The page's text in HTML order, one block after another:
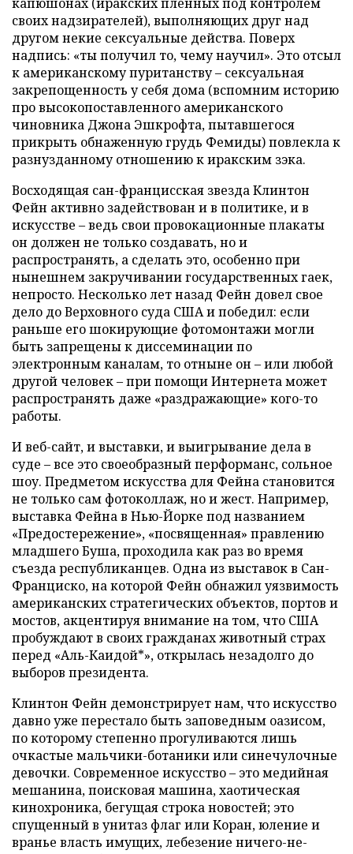
своих надзирателей), выполняющих друг над
другом некие сексуальные действа. Поверх
надпись: «ты получил то, чему научил». Это отсыл
к американскому пуританству – сексуальная
закрепощенность у себя дома (вспомним историю
про высокопоставленного американского
чиновника Джона Эшкрофта, пытавшегося
прикрыть обнаженную грудь Фемиды) повлекла к
разнузданному отношению к иракским зэка.
Восходящая сан-францисская звезда Клинтон
Фейн активно задействован и в политике, и в
искусстве – ведь свои провокационные плакаты
он должен не только создавать, но и
распространять, а сделать это, особенно при
нынешнем закручивании государственных гаек,
непросто. Несколько лет назад Фейн довел свое
дело до Верховного суда США и победил: если
раньше его шокирующие фотомонтажи могли
быть запрещены к диссеминации по
электронным каналам, то отныне он – или любой
другой человек – при помощи Интернета может
распространять даже «раздражающие» кого-то
работы.
И веб-сайт, и выставки, и выигрывание дела в
суде – все это своеобразный перформанс, сольное
шоу. Предметом искусства для Фейна становится
не только сам фотоколлаж, но и жест. Например,
выставка Фейна в Нью-Йорке под названием
«Предостережение», «посвященная» правлению
младшего Буша, проходила как раз во время
съезда республиканцев. Одна из выставок в Сан-
Франциско, на которой Фейн обнажил уязвимость
американских стратегических объектов, портов и
мостов, акцентируя внимание на том, что США
пробуждают в своих гражданах животный страх
перед «Аль-Каидой*», открылась незадолго до
выборов президента.
Клинтон Фейн демонстрирует нам, что искусство
давно уже перестало быть заповедным оазисом,
по которому степенно прогуливаются лишь
очкастые мальчики-ботаники или синечулочные
девочки. Современное искусство – это медийная
мешанина, поисковая машина, хаотическая
кинохроника, бегущая строка новостей; это
спущенный в унитаз флаг или Коран, юление и
вранье власть имущих, лебезение ничего-не-